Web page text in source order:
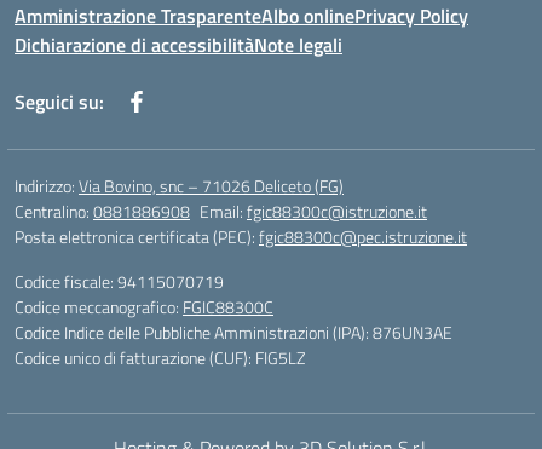
Amministrazione TrasparenteAlbo onlinePrivacy Policy
Dichiarazione di accessibilitàNote legali
Seguici su:
Indirizzo:Via Bovino, snc – 71026 Deliceto (FG)
Centralino:0881886908 Email:fgic88300c@istruzione.it
Posta elettronica certificata (PEC):fgic88300c@pec.istruzione.it
Codice fiscale: 94115070719
Codice meccanografico: FGIC88300C
Codice Indice delle Pubbliche Amministrazioni (IPA): 876UN3AE
Codice unico di fatturazione (CUF): FIG5LZ